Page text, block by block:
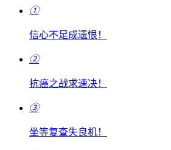
①
信心不足成遗恨！
②
抗癌之战求速决！
③
坐等复查失良机！